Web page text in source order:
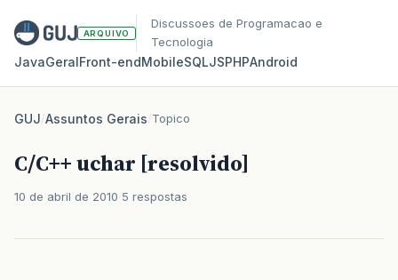
ARQUIVO
Discussoes de Programacao e
Tecnologia
JavaGeralFront‑endMobileSQLJSPHPAndroid
GUJ/Assuntos Gerais/Topico
C/C++ uchar [resolvido]
10 de abril de 2010 5 respostas